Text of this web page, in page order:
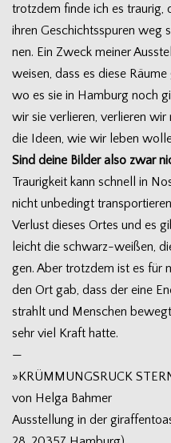
trotz­dem finde ich es trau­rig,
ihren Geschichts­spu­ren weg
nen. Ein Zweck mei­ner
wei­sen, dass es diese
wo es sie in Ham­burg noch
wir sie ver­lie­ren, ver­lie­ren
die Ideen, wie wir leben
Sind deine Bil­der also zwar
Trau­rig­keit kann schnell in
nicht unbe­dingt
Ver­lust die­ses Ortes und es
leicht die schwarz-weißen,
gen. Aber trotz­dem ist es für
den Ort gab, dass der eine
strahlt und Men­schen
sehr viel Kraft hatte.
—
»KRÜMMUNGSRUCK
von Helga Bah­mer
Aus­stel­lung in der